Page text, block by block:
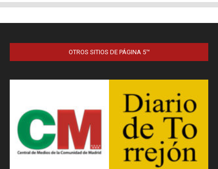
OTROS SITIOS DE PÁGINA 5™